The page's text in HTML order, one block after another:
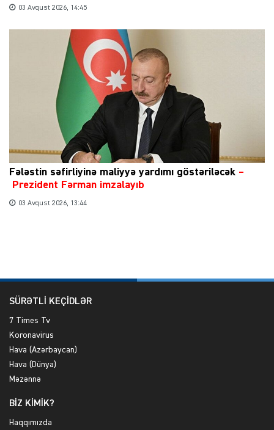
03 Avqust 2026, 14:45
Fələstin səfirliyinə maliyyə yardımı göstəriləcək –
Prezident Fərman imzalayıb
03 Avqust 2026, 13:44
SÜRƏTLİ KEÇİDLƏR
7 Times Tv
Koronavirus
Hava (Azərbaycan)
Hava (Dünya)
Məzənnə
BİZ KİMİK?
Haqqımızda